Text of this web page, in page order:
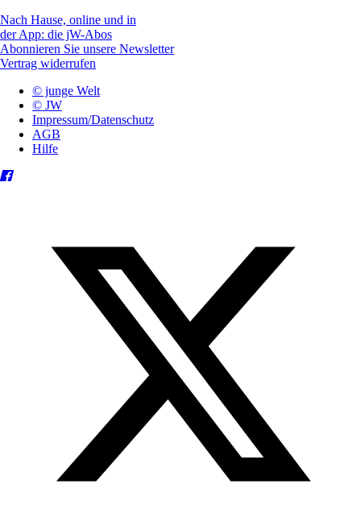
Nach Hause, online und in
der App: die jW-Abos
Abonnieren Sie unsere Newsletter
Vertrag widerrufen
© junge Welt
© JW
Impressum/Datenschutz
AGB
Hilfe